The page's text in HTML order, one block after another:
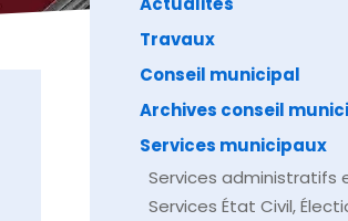
Travaux
Conseil municipal
Archives conseil
Services municipaux
Services administratifs
Services État Civil,